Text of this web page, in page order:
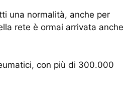
una normalità, anche per
rete è ormai arrivata anche
con più di 300.000